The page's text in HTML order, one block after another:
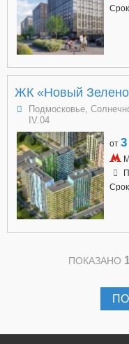
ЖК «Новый
Подмосковье,
IV.04
от
ПОКАЗАНО